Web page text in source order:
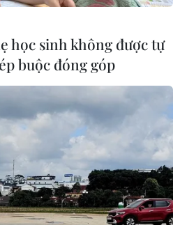
cốt liệt sỹ
non thừa
hai trẻ
khai điểm
quân
học sinh không được tự
buộc đóng góp